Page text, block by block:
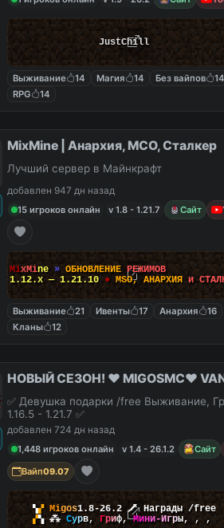
JustChill
Выживание 14 Магия 14 Без вайпов
14
RPG
14
MixMine | Анархия, МСО, Сталкер
Лучший сервер в Майнкрафт
добавлен 947 дн назад
15 игроков онлайн
v 1.8 - 1.21.7 Сайт
MixMine » ОБНОВЛЕНИЕ РЕЖИМОВ
1.12.x — 1.21.10 ● MSO, АНАРХИЯ и СТАЛ
Выживание 21 Ивенты 17 Анархия
16
Кланы
12
НОВЫЙ СЕЗОН! ❤️ MIGOSMC❤️
✅ Девушка подарки /free Выживание,
1.16.5 - 1.21.7 ✅
добавлен 724 дн назад
1,448 игроков онлайн
v 1.4 - 26.1.2 Сайт
Вайп09.07
▚▞ Migos1.8-26.2 🗡 Награды /free
▞▚ ⁂ Сурв, Гриф,Мини-Игры, , ,